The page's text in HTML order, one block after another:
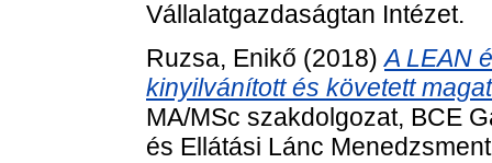
Vállalatgazdaságtan Intézet.
Ruzsa, Enikő (2018)A LEAN
kinyilvánított és követett
MA/MSc szakdolgozat, BCE
és Ellátási Lánc